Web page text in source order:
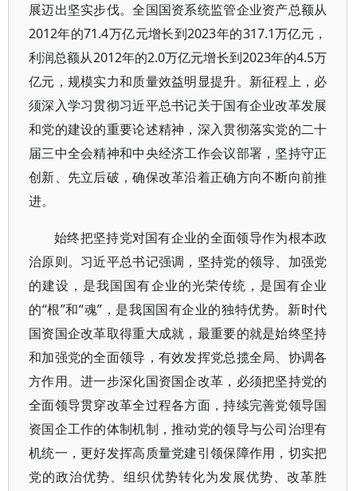
展迈出坚实步伐。全国国资系统监管企业资产总额从
2012年的71.4万亿元增长到2023年的317.1万亿元，
利润总额从2012年的2.0万亿元增长到2023年的4.5万
亿元，规模实力和质量效益明显提升。新征程上，必
须深入学习贯彻习近平总书记关于国有企业改革发展
和党的建设的重要论述精神，深入贯彻落实党的二十
届三中全会精神和中央经济工作会议部署，坚持守正
创新、先立后破，确保改革沿着正确方向不断向前推
进。
始终把坚持党对国有企业的全面领导作为根本政
治原则。习近平总书记强调，坚持党的领导、加强党
的建设，是我国国有企业的光荣传统，是国有企业
的“根”和“魂”，是我国国有企业的独特优势。新时代
国资国企改革取得重大成就，最重要的就是始终坚持
和加强党的全面领导，有效发挥党总揽全局、协调各
方作用。进一步深化国资国企改革，必须把坚持党的
全面领导贯穿改革全过程各方面，持续完善党领导国
资国企工作的体制机制，推动党的领导与公司治理有
机统一，更好发挥高质量党建引领保障作用，切实把
党的政治优势、组织优势转化为发展优势、改革胜